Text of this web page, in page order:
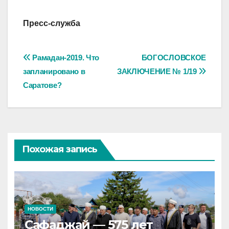
Пресс-служба
Навигация
по
записям
БОГОСЛОВСКОЕ
ЗАКЛЮЧЕНИЕ № 1/19
Рамадан-2019. Что
запланировано в
Саратове?
Похожая запись
НОВОСТИ
Сафаджай — 575 лет